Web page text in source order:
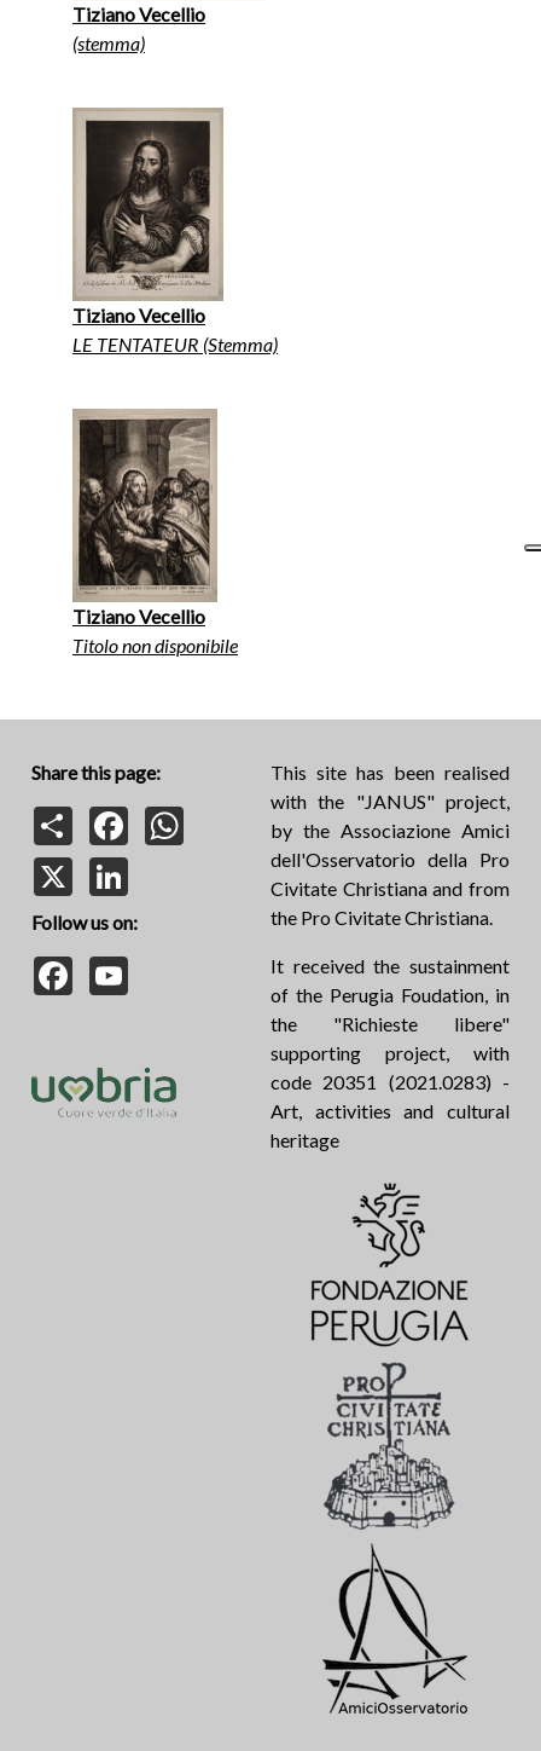
Tiziano Vecellio
(stemma)
Tiziano Vecellio
LE TENTATEUR (Stemma)
Tiziano Vecellio
Titolo non disponibile
Share this page:
Share
Facebook
Follow us on:
Facebook
This site has been realised
with the "JANUS" project,
by the Associazione Amici
dell'Osservatorio della Pro
Civitate Christiana and from
the Pro Civitate Christiana.
It received the sustainment
of the Perugia Foudation, in
the "Richieste libere"
supporting project, with
code 20351 (2021.0283) -
Art, activities and cultural
heritage